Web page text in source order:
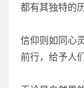
都有其独特的
信仰则如同心
前行，给予人